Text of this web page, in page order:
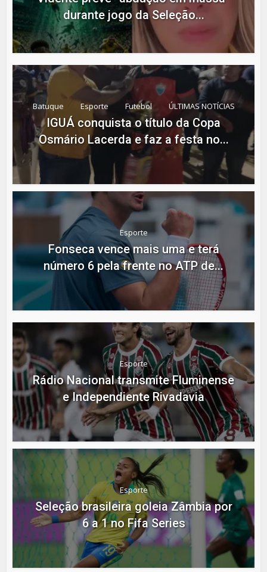
durante jogo da Seleção...
Batuque Esporte Futebol ÚLTIMAS NOTÍCIAS
IGUÁ conquista o título da Copa
Osmário Lacerda e faz a festa no...
Esporte
Fonseca vence mais uma e terá
número 6 pela frente no ATP de...
Esporte
Rádio Nacional transmite Fluminense
e Independiente Rivadavia
Esporte
Seleção brasileira goleia Zâmbia por
6 a 1 no Fifa Series